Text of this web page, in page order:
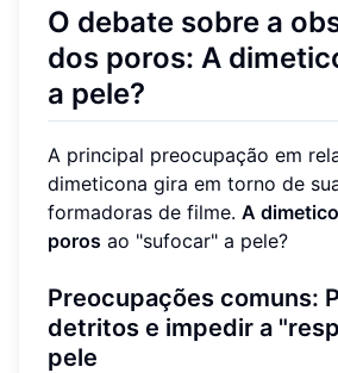
O debate sobre a
dos poros: A
a pele?
A principal preocupação em
dimeticona gira em torno de
formadoras de filme. A
poros ao "sufocar" a pele?
Preocupações comuns:
detritos e impedir a
pele